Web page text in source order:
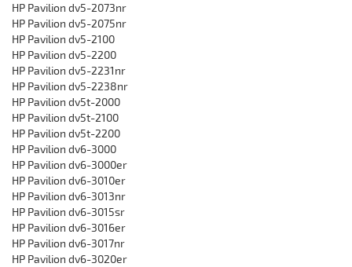
HP Pavilion dv5-2073nr
HP Pavilion dv5-2075nr
HP Pavilion dv5-2100
HP Pavilion dv5-2200
HP Pavilion dv5-2231nr
HP Pavilion dv5-2238nr
HP Pavilion dv5t-2000
HP Pavilion dv5t-2100
HP Pavilion dv5t-2200
HP Pavilion dv6-3000
HP Pavilion dv6-3000er
HP Pavilion dv6-3010er
HP Pavilion dv6-3013nr
HP Pavilion dv6-3015sr
HP Pavilion dv6-3016er
HP Pavilion dv6-3017nr
HP Pavilion dv6-3020er